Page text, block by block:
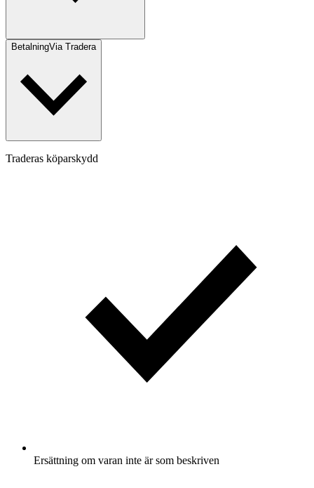
BetalningVia Tradera
Traderas köparskydd
Ersättning om varan inte är som beskriven